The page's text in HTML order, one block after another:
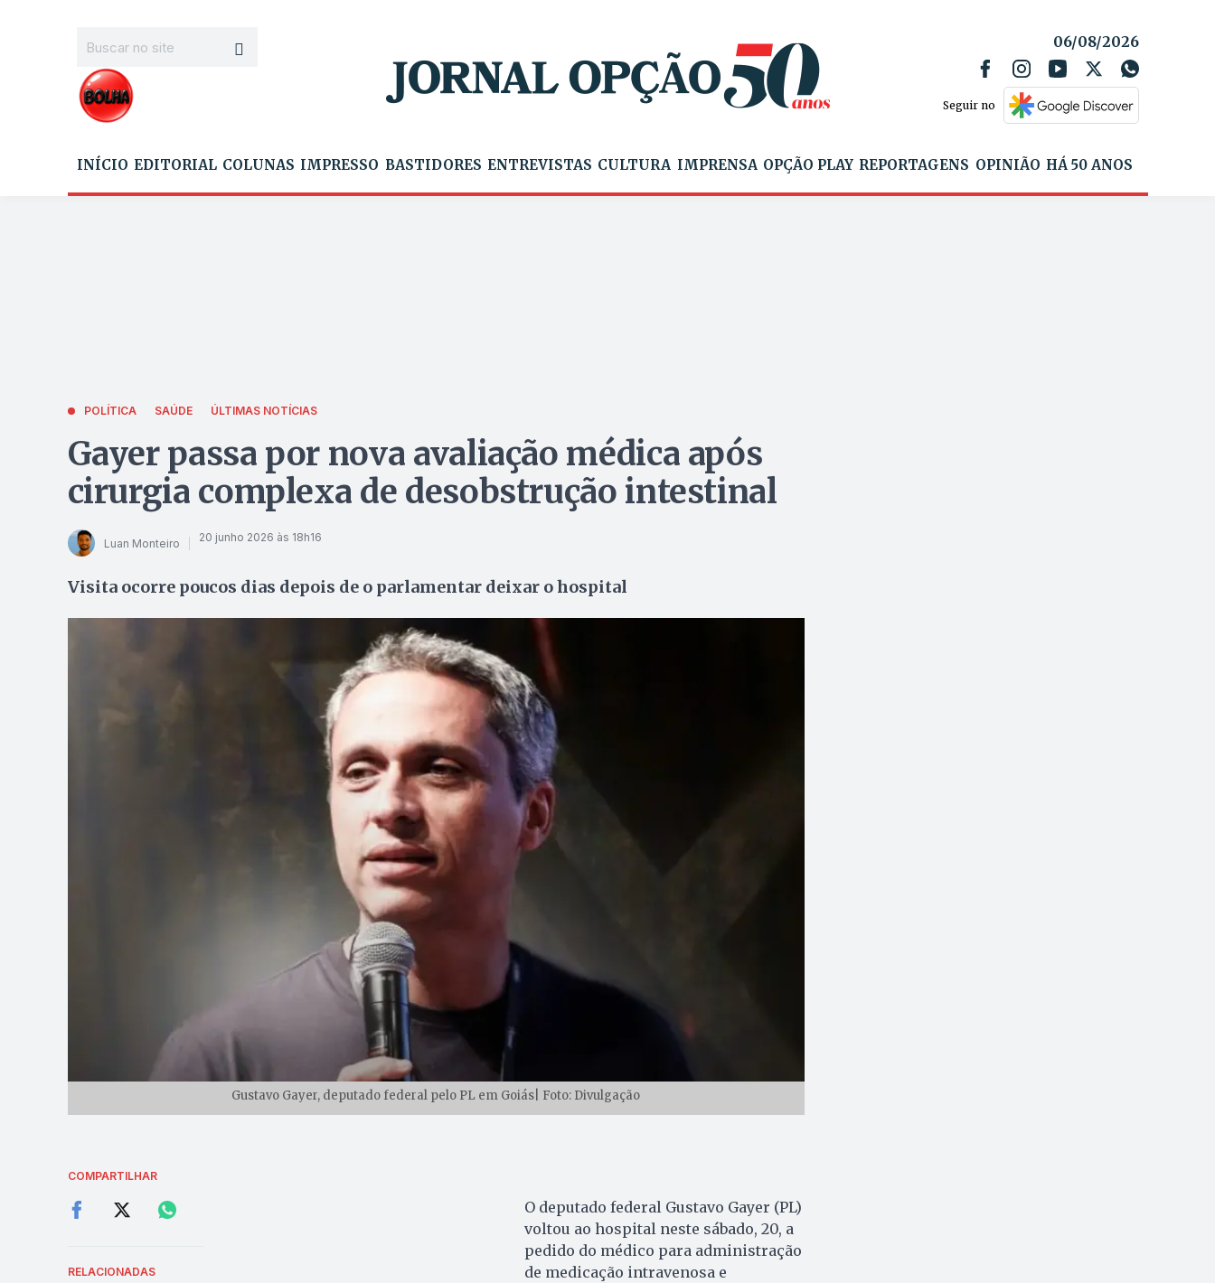
06/08/2026
Seguir no
INÍCIO EDITORIAL COLUNAS IMPRESSO BASTIDORES ENTREVISTAS CULTURA IMPRENSA OPÇÃO PLAY REPORTAGENS OPINIÃO HÁ 50 ANOS
POLÍTICA SAÚDE ÚLTIMAS NOTÍCIAS
Gayer passa por nova avaliação médica após
cirurgia complexa de desobstrução intestinal
Luan Monteiro 20 junho 2026 às 18h16
Visita ocorre poucos dias depois de o parlamentar deixar o hospital
Gustavo Gayer, deputado federal pelo PL em Goiás| Foto: Divulgação
COMPARTILHAR
RELACIONADAS
O deputado federal Gustavo Gayer (PL)
voltou ao hospital neste sábado, 20, a
pedido do médico para administração
de medicação intravenosa e